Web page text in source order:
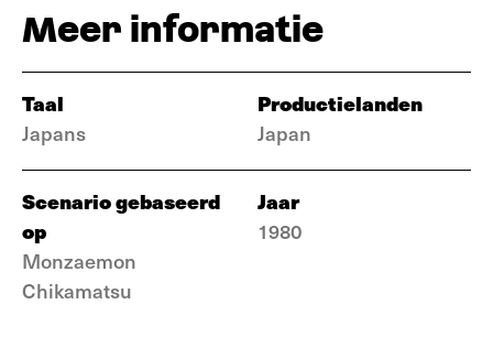
Meer informatie
Taal
Japans
Productielanden
Japan
Scenario gebaseerd
op
Monzaemon
Chikamatsu
Jaar
1980